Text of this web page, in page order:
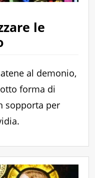
le
al demonio,
forma di
sopporta per